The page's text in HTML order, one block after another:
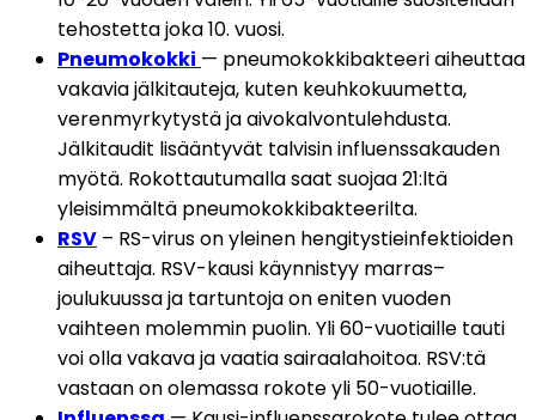
tehostetta joka 10. vuosi.
Pneumokokki — pneumokokkibakteeri aiheuttaa
vakavia jälkitauteja, kuten keuhkokuumetta,
verenmyrkytystä ja aivokalvontulehdusta.
Jälkitaudit lisääntyvät talvisin influenssakauden
myötä. Rokottautumalla saat suojaa 21:ltä
yleisimmältä pneumokokkibakteerilta.
RSV – RS-virus on yleinen hengitystieinfektioiden
aiheuttaja. RSV-kausi käynnistyy marras–
joulukuussa ja tartuntoja on eniten vuoden
vaihteen molemmin puolin. Yli 60-vuotiaille tauti
voi olla vakava ja vaatia sairaalahoitoa. RSV:tä
vastaan on olemassa rokote yli 50-vuotiaille.